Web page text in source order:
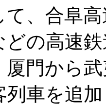
て、合阜
どの高速
厦門から
列車を追